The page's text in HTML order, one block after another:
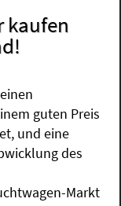
kaufen
guten Preis
und eine
des
Markt